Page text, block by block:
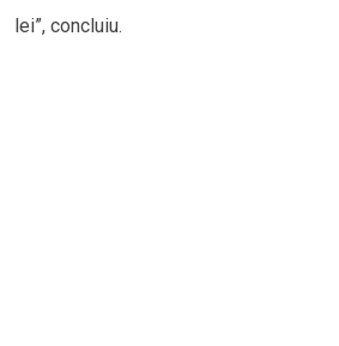
lei”, concluiu.